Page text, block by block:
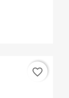
favorite_border